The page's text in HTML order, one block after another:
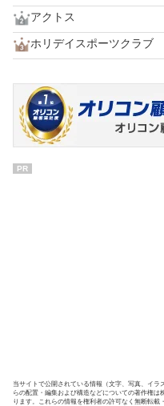
アクトス
ホリデイスポーツクラブ
PR
当サイトで公開されている情報（文字、写真、イラ
らの配置・編集および構造などについての著作権は
ります。これらの情報を権利者の許可なく無断転載